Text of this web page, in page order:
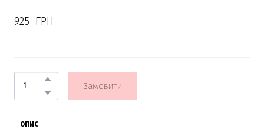
925  ГРН
Замовити
ОПИС